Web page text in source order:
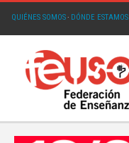
QUIÉNES SOMOS· DÓNDE ESTAMOS